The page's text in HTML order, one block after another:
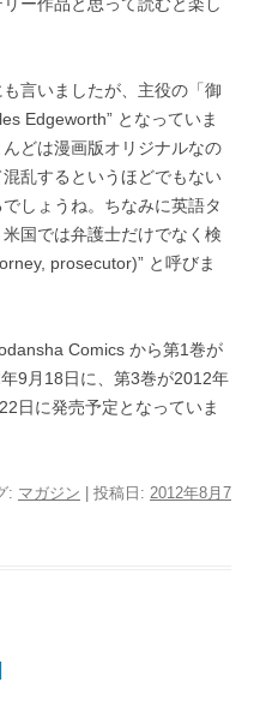
言いましたが、主役の「御
Edgeworth” となっていま
どは漫画版オリジナルなの
乱するというほどでもない
しょうね。ちなみに英語タ
国では弁護士だけでなく検
prosecutor)” と呼びま
Comics から第1巻が
9月18日に、第3巻が2012年
日に発売予定となっていま
: マガジン | 投稿日: 2012年8月7